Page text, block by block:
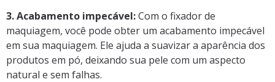
3. Acabamento impecável:Com o fixador de
maquiagem, você pode obter um acabamento impecável
em sua maquiagem. Ele ajuda a suavizar a aparência dos
produtos em pó, deixando sua pele com um aspecto
natural e sem falhas.